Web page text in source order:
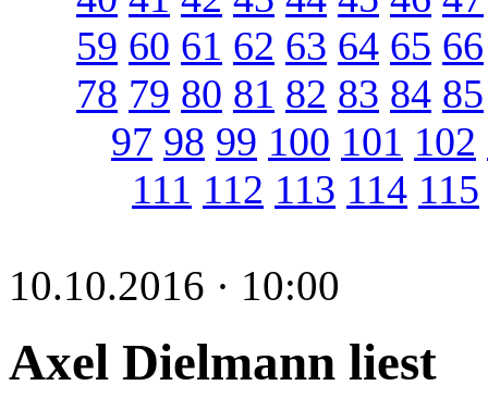
59 60 61 62 63 64 65 66
78 79 80 81 82 83 84 85
97 98 99 100 101 102
111 112 113 114 115
10.10.2016 · 10:00
Axel Dielmann liest